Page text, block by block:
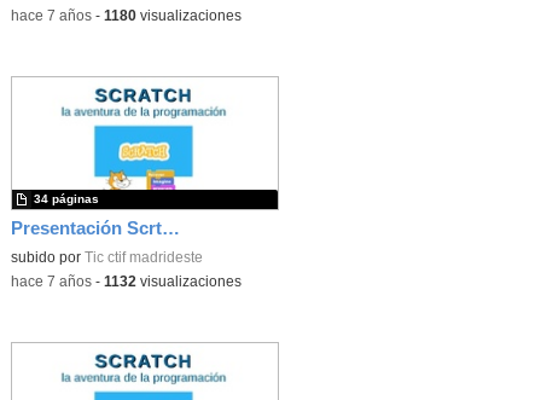
-hace 7 años- 1180visualizaciones
Presentación Scrtach 3
subido por Tic ctif madrideste
34 páginas
-hace 7 años- 1132 visualizaciones